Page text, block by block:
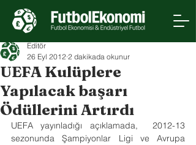
UEFA Kulüplere
Yapılacak başarı
Ödüllerini Artırdı
Editör
26 Eyl 2012 2 dakikada okunur
UEFA yayınladığı açıklamada,  2012-13
sezonunda Şampiyonlar Ligi ve Avrupa